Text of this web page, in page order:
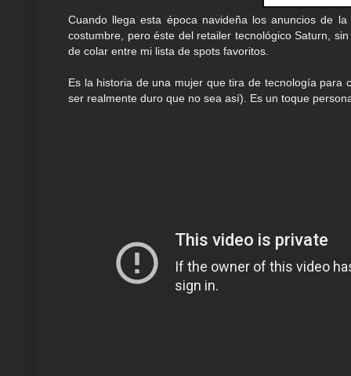
Cuando llega esta época navideña los anuncios de
costumbre, pero éste del retailer tecnológico Saturn,
de colar entre mi lista de spots favoritos.
Es la historia de una mujer que tira de tecnología para
ser realmente duro que no sea así). Es un toque